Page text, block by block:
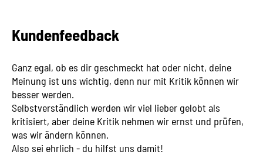
Kundenfeedback
Ganz egal, ob es dir geschmeckt hat oder nicht, deine
Meinung ist uns wichtig, denn nur mit Kritik können wir
besser werden.
Selbstverständlich werden wir viel lieber gelobt als
kritisiert, aber deine Kritik nehmen wir ernst und prüfen,
was wir ändern können.
Also sei ehrlich - du hilfst uns damit!